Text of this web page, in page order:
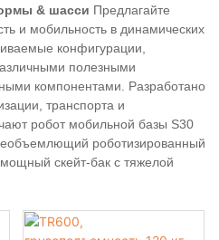
& шасси Предлагайте
и мобильность в динамических
конфигурации,
полезными
компонентами. Разработано
транспорта и
робот мобильной базы S30
роботизированный
скейт-бак с тяжелой